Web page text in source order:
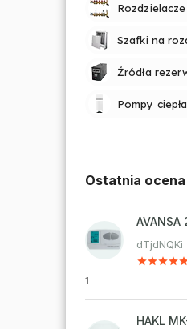
Szafki na
Pompy ciepła
Ostatnia
AVANSA
dTjdNQKi
1
HAKL